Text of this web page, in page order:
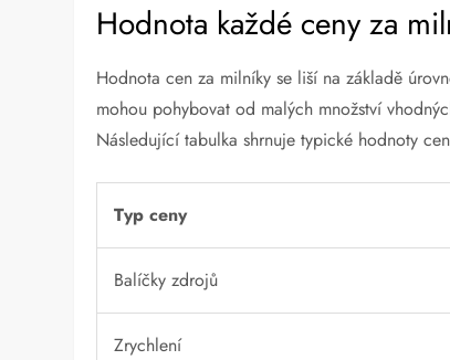
Hodnota každé ceny za
Hodnota cen za milníky se liší na základě
mohou pohybovat od malých množství
Následující tabulka shrnuje typické hodnoty
Typ ceny
Balíčky zdrojů
Zrychlení